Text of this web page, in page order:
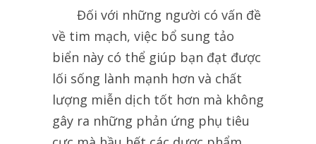
Đối với những người có vấn đề
về tim mạch, việc bổ sung tảo
biển này có thể giúp bạn đạt được
lối sống lành mạnh hơn và chất
lượng miễn dịch tốt hơn mà không
gây ra những phản ứng phụ tiêu